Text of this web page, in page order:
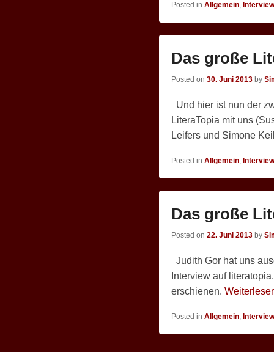
Posted in Allgemein,
Das große
Posted on 30. Juni 2013 by
Und hier ist nun der
LiteraTopia mit uns
Leifers und Simone
Posted in Allgemein,
Das große
Posted on 22. Juni 2013 by
Judith Gor hat uns
Interview auf
erschienen.
Posted in Allgemein,